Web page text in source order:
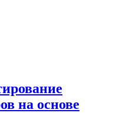
на основе